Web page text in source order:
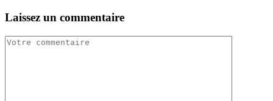
Laissez un commentaire